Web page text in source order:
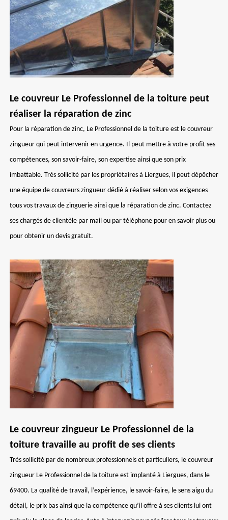
Le couvreur Le Professionnel de la toiture peut
réaliser la réparation de zinc
Pour la réparation de zinc, Le Professionnel de la toiture est le couvreur
zingueur qui peut intervenir en urgence. Il peut mettre à votre profit ses
compétences, son savoir-faire, son expertise ainsi que son prix
imbattable. Très sollicité par les propriétaires à Liergues, il peut dépêcher
une équipe de couvreurs zingueur dédié à réaliser selon vos exigences
tous vos travaux de zinguerie ainsi que la réparation de zinc. Contactez
ses chargés de clientèle par mail ou par téléphone pour en savoir plus ou
pour obtenir un devis gratuit.
Le couvreur zingueur Le Professionnel de la
toiture travaille au profit de ses clients
Très sollicité par de nombreux professionnels et particuliers, le couvreur
zingueur Le Professionnel de la toiture est implanté à Liergues, dans le
69400. La qualité de travail, l’expérience, le savoir-faire, le sens aigu du
détail, le prix bas ainsi que la compétence qu’il offre à ses clients lui ont